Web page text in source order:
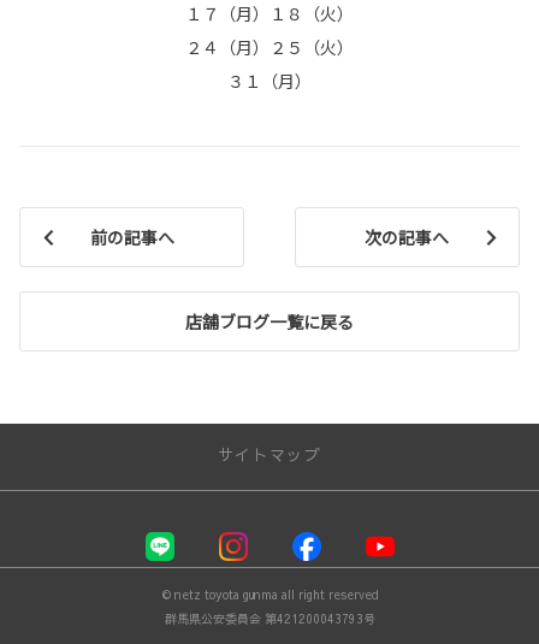
１７（月）１８（火）
２４（月）２５（火）
３１（月）
前の記事へ
店舗ブログ一覧に戻る
次の記事へ
サイトマップ
© netz toyota gunma all right reserved
群馬県公安委員会 第421200043793号